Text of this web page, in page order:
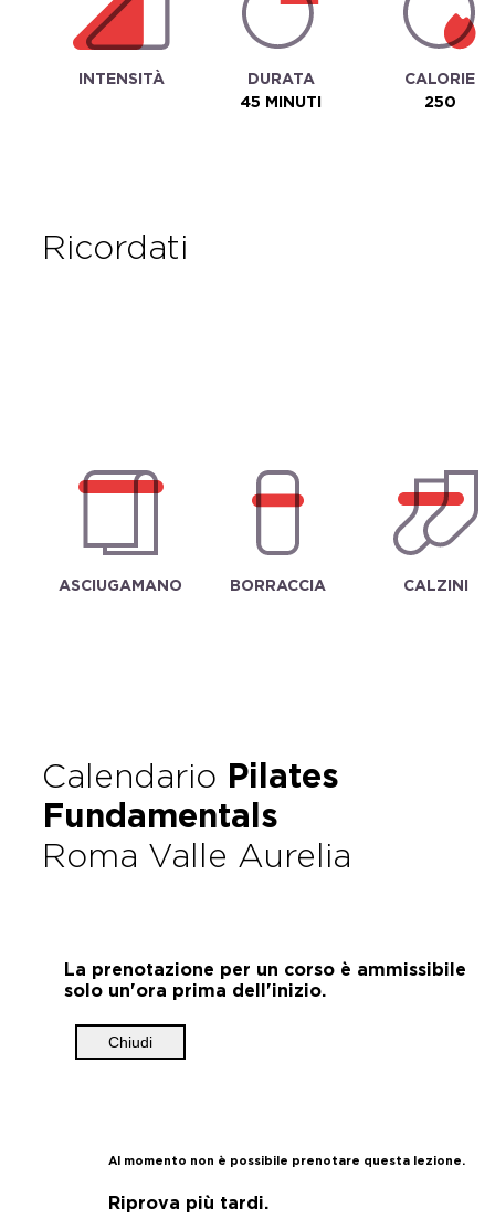
INTENSITÀ
DURATA
45 MINUTI
CALORIE
250
ricordati
ASCIUGAMANO BORRACCIA CALZINI
Calendario Pilates
Fundamentals
Roma Valle Aurelia
La prenotazione per un corso è ammissibile
solo un'ora prima dell'inizio.
Chiudi
Al momento non è possibile prenotare questa lezione.
Riprova più tardi.